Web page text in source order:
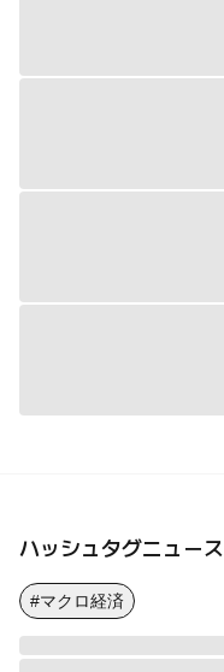
ハッシュタグニュース
#マクロ経済